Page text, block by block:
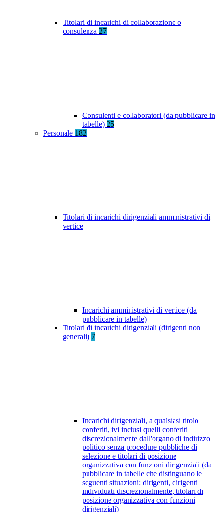
Titolari di incarichi di collaborazione o
consulenza 27
Consulenti e collaboratori (da pubblicare in
tabelle) 25
Personale 182
Titolari di incarichi dirigenziali amministrativi di
vertice
Incarichi amministrativi di vertice (da
pubblicare in tabelle)
Titolari di incarichi dirigenziali (dirigenti non
generali) 7
Incarichi dirigenziali, a qualsiasi titolo
conferiti, ivi inclusi quelli conferiti
discrezionalmente dall'organo di indirizzo
politico senza procedure pubbliche di
selezione e titolari di posizione
organizzativa con funzioni dirigenziali (da
pubblicare in tabelle che distinguano le
seguenti situazioni: dirigenti, dirigenti
individuati discrezionalmente, titolari di
posizione organizzativa con funzioni
dirigenziali)